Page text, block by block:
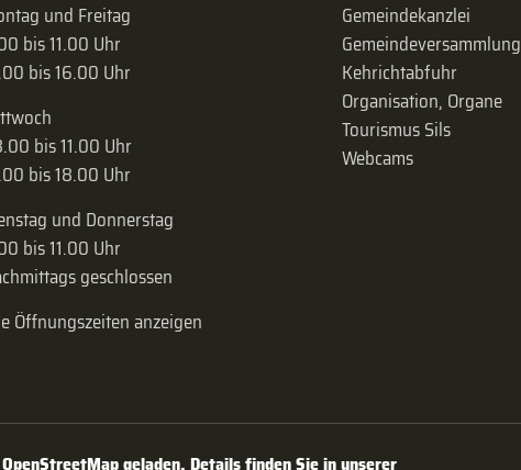
und Freitag
bis 11.00 Uhr
bis 16.00 Uhr
bis 11.00 Uhr
bis 18.00 Uhr
und Donnerstag
bis 11.00 Uhr
geschlossen
Öffnungszeiten anzeigen
Gemeindekanzlei
Gemeinde­versammlung
Kehrichtabfuhr
Organisation, Organe
Tourismus Sils
Webcams
geladen. Details finden Sie in unserer